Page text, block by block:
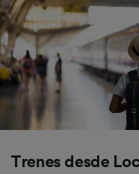
Trenes desde
precisa. Analizar
características del
identificación.
dispositivo y/o
contenido
publicidad y
audiencia y
Lista de asociados